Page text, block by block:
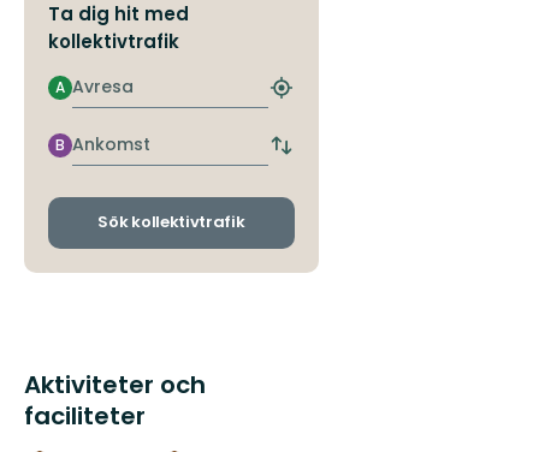
Ta dig hit med
kollektivtrafik
Avresa
A
Hitta
hållplats
Ankomst
B
Byt
och
Sök kollektivtrafik
Aktiviteter och
faciliteter